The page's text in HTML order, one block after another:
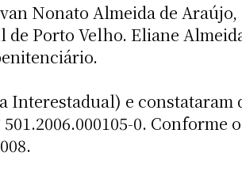
Nonato Almeida de Araújo,
Porto Velho. Eliane
e
0. Conforme